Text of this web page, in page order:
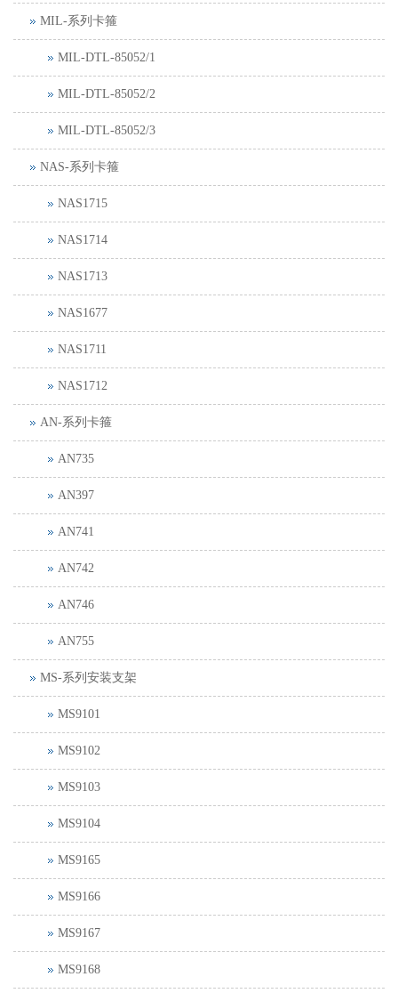
MIL-系列卡箍
MIL-DTL-85052/1
MIL-DTL-85052/2
MIL-DTL-85052/3
NAS-系列卡箍
NAS1715
NAS1714
NAS1713
NAS1677
NAS1711
NAS1712
AN-系列卡箍
AN735
AN397
AN741
AN742
AN746
AN755
MS-系列安装支架
MS9101
MS9102
MS9103
MS9104
MS9165
MS9166
MS9167
MS9168